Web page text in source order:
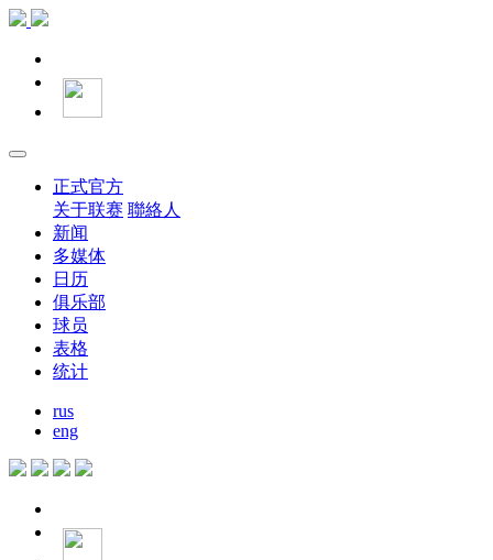
正式官方
关于联赛 聯絡人
新闻
多媒体
日历
俱乐部
球员
表格
统计
rus
eng